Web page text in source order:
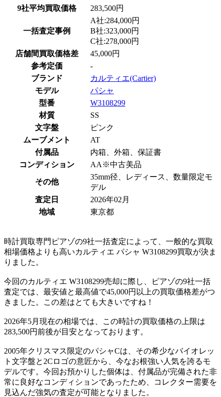
9社平均買取価格 283,500円
一括査定事例
A社:284,000円
B社:323,000円
C社:278,000円
店舗間買取価格差
45,000円
参考定価
-
ブランド
カルティエ(Cartier)
モデル
パシャ
型番
W3108299
材質
SS
文字盤
ピンク
ムーブメント
AT
付属品
内箱、外箱、保証書
コンディション
AA※中古美品
その他
35mm径、レディース、数量限定モ
デル
査定日
2026年02月
地域
東京都
時計買取専門ピアゾの9社一括査定によって、一般的な買取
相場価格よりも高いカルティエ パシャ W3108299買取が決ま
りました。
今回のカルティエ W3108299売却に際し、ピアゾの9社一括
査定では、最安値と最高値で45,000円以上の買取価格差がつ
きました。この差はとても大きいですね！
2026年5月現在の相場では、この時計の買取価格の上限は
283,500円前後が目安となっております。
2005年クリスマス限定のパシャCは、その希少なバイオレッ
ト文字盤と2Cロゴの意匠から、今なお根強い人気を誇るモ
デルです。今回お預かりした個体は、付属品が完備された非
常に良好なコンディションであったため、コレクター需要を
見込んだ強気の査定が可能となりました。